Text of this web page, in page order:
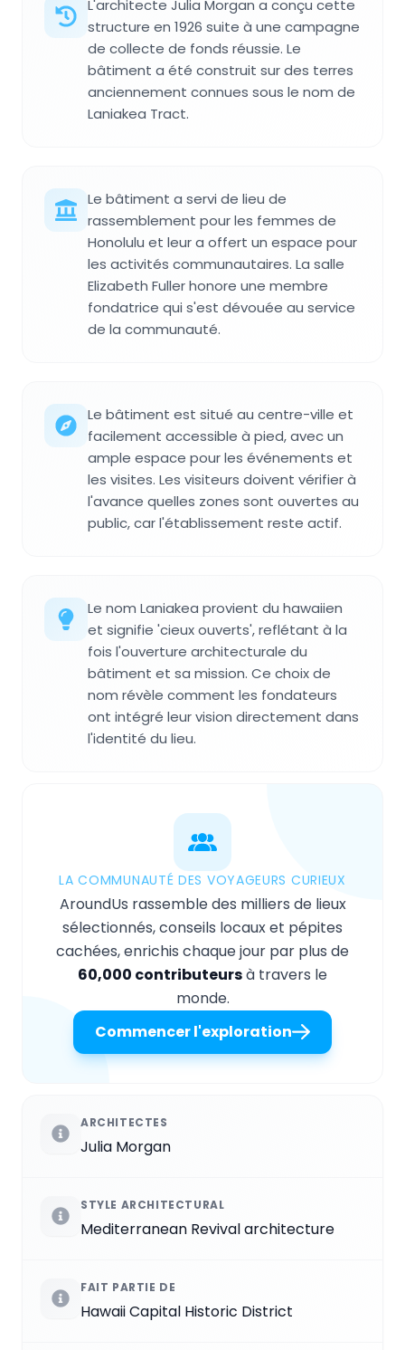
L'architecte Julia Morgan a conçu cette
structure en 1926 suite à une campagne
de collecte de fonds réussie. Le
bâtiment a été construit sur des terres
anciennement connues sous le nom de
Laniakea Tract.
Le bâtiment a servi de lieu de
rassemblement pour les femmes de
Honolulu et leur a offert un espace pour
les activités communautaires. La salle
Elizabeth Fuller honore une membre
fondatrice qui s'est dévouée au service
de la communauté.
Le bâtiment est situé au centre-ville et
facilement accessible à pied, avec un
ample espace pour les événements et
les visites. Les visiteurs doivent vérifier à
l'avance quelles zones sont ouvertes au
public, car l'établissement reste actif.
Le nom Laniakea provient du hawaiien
et signifie 'cieux ouverts', reflétant à la
fois l'ouverture architecturale du
bâtiment et sa mission. Ce choix de
nom révèle comment les fondateurs
ont intégré leur vision directement dans
l'identité du lieu.
LA COMMUNAUTÉ DES VOYAGEURS CURIEUX
AroundUs rassemble des milliers de lieux
sélectionnés, conseils locaux et pépites
cachées, enrichis chaque jour par plus de
60,000 contributeursà travers le
monde.
Commencer l'exploration
ARCHITECTES
Julia Morgan
STYLE ARCHITECTURAL
Mediterranean Revival architecture
FAIT PARTIE DE
Hawaii Capital Historic District